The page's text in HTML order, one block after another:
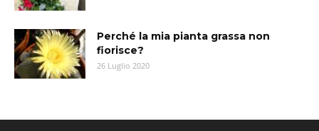
Perché la mia pianta grassa non
fiorisce?
26 Luglio 2020